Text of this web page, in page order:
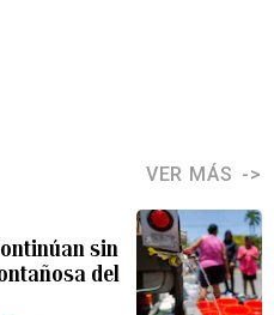
VER MÁS
sin
del